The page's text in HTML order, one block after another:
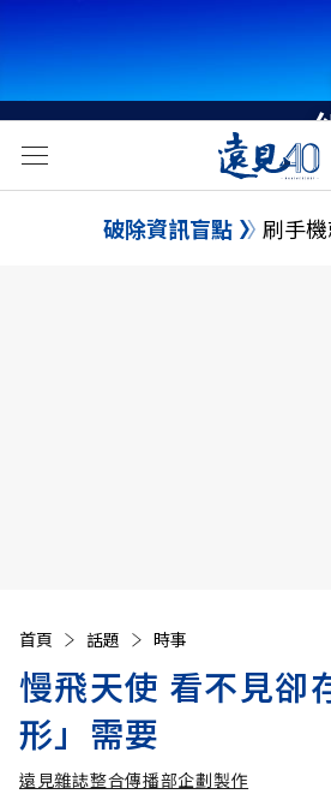
破除資訊盲點 刷手
首頁 話題 時事
慢飛天使 看不見卻
形」需要
遠見雜誌整合傳播部企劃製作